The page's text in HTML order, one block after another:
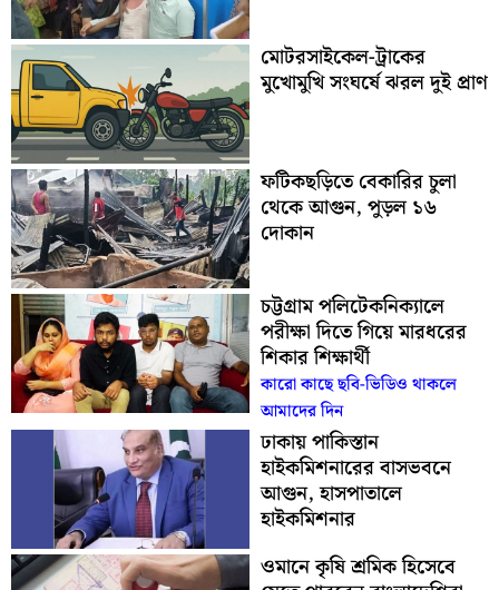
মোটরসাইকেল-ট্রাকের
মুখোমুখি সংঘর্ষে ঝরল দুই প্রাণ
ফটিকছড়িতে বেকারির চুলা
থেকে আগুন, পুড়ল ১৬
দোকান
চট্টগ্রাম পলিটেকনিক্যালে
পরীক্ষা দিতে গিয়ে মারধরের
শিকার শিক্ষার্থী
কারো কাছে ছবি-ভিডিও থাকলে
আমাদের দিন
ঢাকায় পাকিস্তান
হাইকমিশনারের বাসভবনে
আগুন, হাসপাতালে
হাইকমিশনার
ওমানে কৃষি শ্রমিক হিসেবে